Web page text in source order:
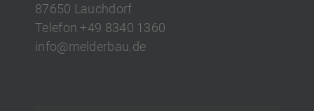
87650 Lauchdorf
Telefon +49 8340 1360
info@melderbau.de